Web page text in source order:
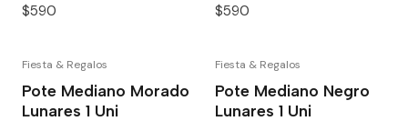
$590 $590
Fiesta & Regalos
Pote Mediano Morado
Lunares 1 Uni
Fiesta & Regalos
Pote Mediano Negro
Lunares 1 Uni